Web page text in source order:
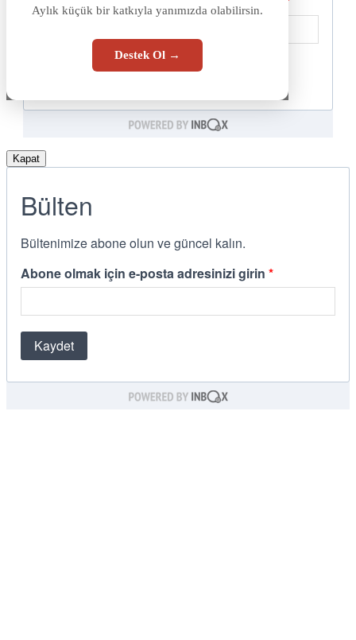
Aylık küçük bir katkıyla yanımızda olabilirsin.
Destek Ol →
Kapat